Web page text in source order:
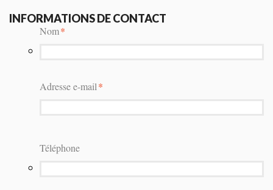
INFORMATIONS DE CONTACT
*
Nom
*
Adresse e-mail
Téléphone